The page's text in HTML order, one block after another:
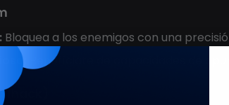
Bloquea a los enemigos con una
Benefíciate de capacidades de